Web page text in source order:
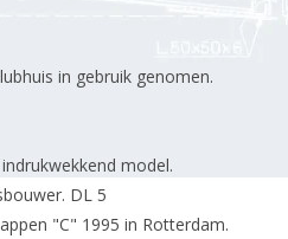
in gebruik genomen.
model.
DL 5
"C" 1995 in Rotterdam.